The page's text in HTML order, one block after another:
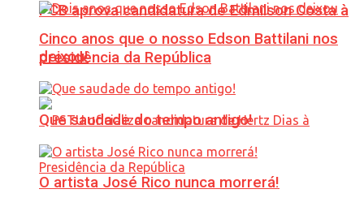
PCB aprova candidatura de Edmilson Costa à
presidência da República
Cinco anos que o nosso Edson Battilani nos
deixou!
Que saudade do tempo antigo!
O artista José Rico nunca morrerá!